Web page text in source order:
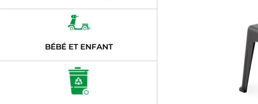
BÉBÉ ET ENFANT